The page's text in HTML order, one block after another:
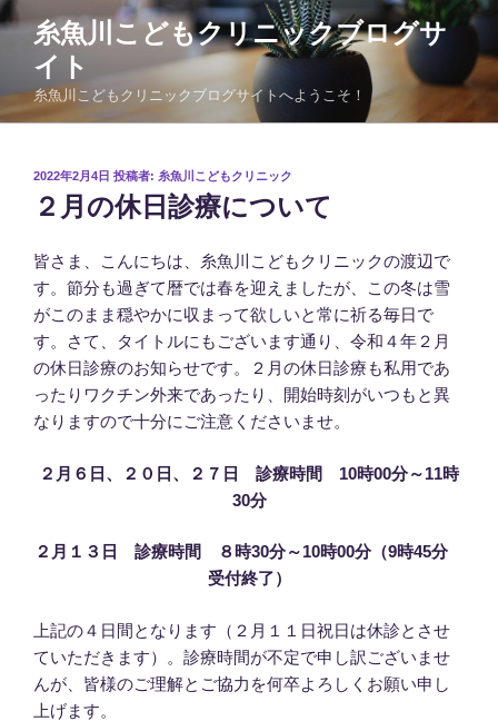
コ
ン
ツ
糸魚川こどもクリニックブログサ
イト
糸魚川こどもクリニックブログサイトへようこそ！
投
稿
日:
2022年2月4日 投稿者: 糸魚川こどもクリニック
２月の休日診療について
皆さま、こんにちは、糸魚川こどもクリニックの渡辺で
す。節分も過ぎて暦では春を迎えましたが、この冬は雪
がこのまま穏やかに収まって欲しいと常に祈る毎日で
す。さて、タイトルにもございます通り、令和４年２月
の休日診療のお知らせです。２月の休日診療も私用であ
ったりワクチン外来であったり、開始時刻がいつもと異
なりますので十分にご注意くださいませ。
２月６日、２０日、２７日
診療時間 10時00分～11時
30分
２月１３日 診療時間 ８時30分～10時00分（9時45分
受付終了）
上記の４日間となります（２月１１日祝日は休診とさせ
ていただきます）。診療時間が不定で申し訳ございませ
んが、皆様のご理解とご協力を何卒よろしくお願い申し
上げます。